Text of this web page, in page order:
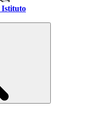
Istituto